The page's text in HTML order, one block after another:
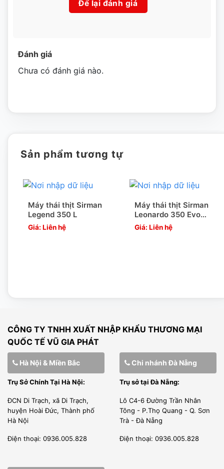
Để lại đánh giá
Đánh giá
Chưa có đánh giá nào.
Sản phẩm tương tự
Máy thái thịt Sirman
Legend 350 L
Giá: Liên hệ
Máy thái thịt Sirman
Leonardo 350 Evo
VCS
Giá: Liên hệ
CÔNG TY TNHH XUẤT NHẬP KHẨU THƯƠNG MẠI
QUỐC TẾ VŨ GIA PHÁT
Hà Nội & Miền Bắc
Trụ Sở Chính Tại Hà Nội:
ĐCN Di Trạch, xã Di Trạch,
huyện Hoài Đức, Thành phố
Hà Nội
Điện thoại: 0936.005.828
Chi nhánh Đà Nẵng
Trụ sở tại Đà Nẵng:
Lô C4-6 Đường Trần Nhân
Tông - P.Thọ Quang - Q. Sơn
Trà - Đà Nẵng
Điện thoại: 0936.005.828